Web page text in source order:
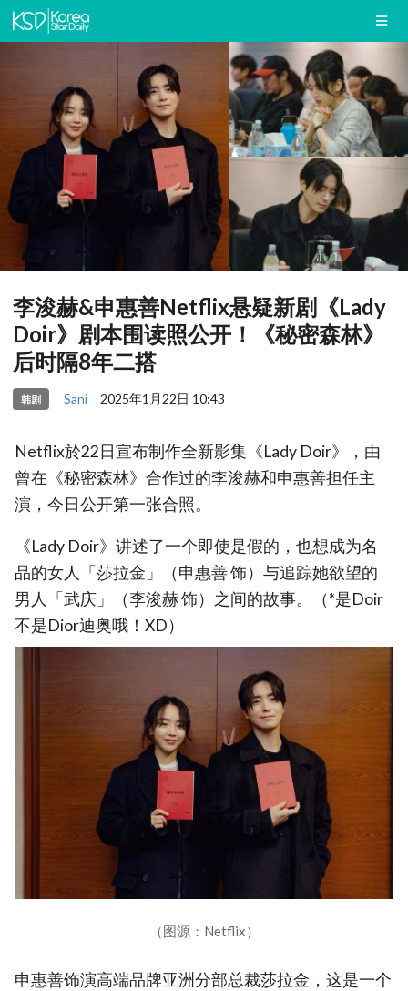
李浚赫&申惠善Netflix悬疑新剧《Lady
Doir》剧本围读照公开！《秘密森林》
后时隔8年二搭
韩剧 Sani 2025年1月22日 10:43
Netflix於22日宣布制作全新影集《Lady Doir》，由
曾在《秘密森林》合作过的李浚赫和申惠善担任主
演，今日公开第一张合照。
《Lady Doir》讲述了一个即使是假的，也想成为名
品的女人「莎拉金」（申惠善 饰）与追踪她欲望的
男人「武庆」（李浚赫 饰）之间的故事。（*是Doir
不是Dior迪奥哦！XD）
（图源：Netflix）
申惠善饰演高端品牌亚洲分部总裁莎拉金，这是一个